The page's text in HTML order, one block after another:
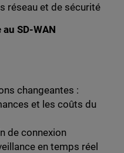
réseau et de sécurité
SD-WAN
changeantes :
et les coûts du
de connexion
en temps réel